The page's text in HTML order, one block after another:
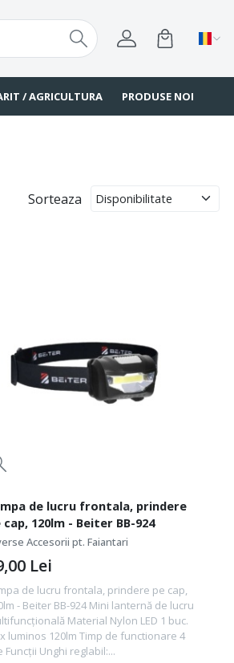
/ AGRICULTURA PRODUSE NOI
Sorteaza
de lucru frontala, prindere
cap, 120lm - Beiter BB-924
Accesorii pt. Faiantari
de lucru frontala, prindere pe cap,
- Beiter BB-924 Mini lanternă de lucru
Material Nylon LED 1 buc.
luminos 120lm Timp de functionare 4
Funcții Unghi reglabil:...
Lei